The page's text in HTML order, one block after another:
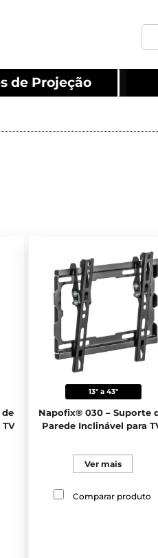
de Projeção
13" a 43"
Napofix® 030 – Suporte
Parede Inclinável para
Ver mais
Comparar produto